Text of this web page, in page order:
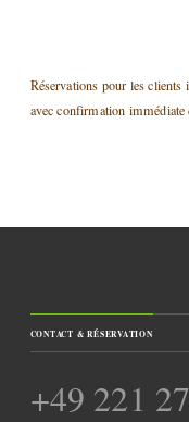
Réservations pour les clients
avec confirmation immédiate
CONTACT & RÉSERVATION
+49 221